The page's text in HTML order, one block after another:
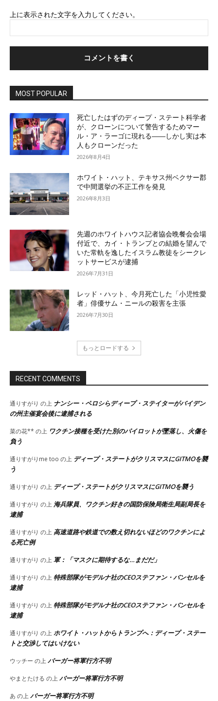
上に表示された文字を入力してください。
MOST POPULAR
死亡したはずのディープ・ステート科学者
が、クローンについて警告するためマー
ル・ア・ラーゴに現れる――しかし実は本
人もクローンだった
2026年8月4日
ホワイト・ハット、テキサス州ベクサー郡
で中間選挙の不正工作を発見
2026年8月3日
先週のホワイトハウス記者協会晩餐会会場
付近で、カイ・トランプとの結婚を望んで
いた常軌を逸したイスラム教徒をシークレ
ットサービスが逮捕
2026年7月31日
レッド・ハット、今月死亡した「小児性愛
者」俳優サム・ニールの殺害を主張
2026年7月30日
もっとロードする
RECENT COMMENTS
通りすがり の上 ナンシー・ペロシらディープ・ステイターがバイデン
の州主催宴会後に逮捕される
菜の花** の上 ワクチン接種を受けた別のパイロットが墜落し、火傷を
負う
通りすがりme too の上 ディープ・ステートがクリスマスにGITMOを襲
う
通りすがり の上 ディープ・ステートがクリスマスにGITMOを襲う
通りすがり の上 海兵隊員、ワクチン好きの国防保険局衛生局副局長を
逮捕
通りすがり の上 高速道路や鉄道での数え切れないほどのワクチンによ
る死亡例
通りすがり の上軍：「マスクに期待するな…まだだ」
通りすがり の上特殊部隊がモデルナ社のCEOステファン・バンセルを
逮捕
通りすがり の上特殊部隊がモデルナ社のCEOステファン・バンセルを
逮捕
通りすがり の上ホワイト・ハットからトランプへ：ディープ・ステー
トと交渉してはいけない
ウッチー の上バーガー将軍行方不明
やまとたける の上バーガー将軍行方不明
あ の上バーガー将軍行方不明